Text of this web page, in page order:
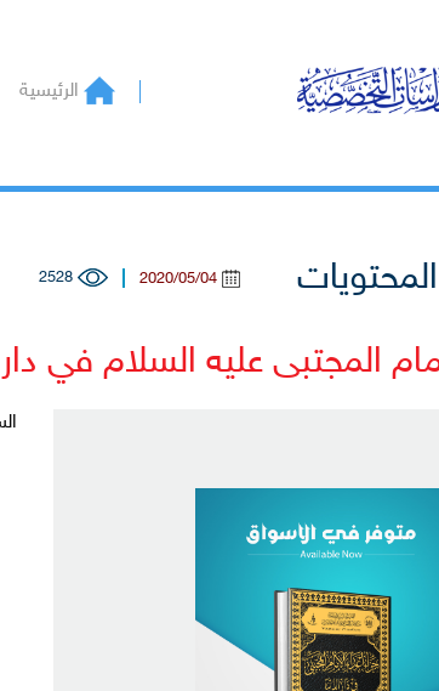
الرئيسية
المحتويات
المجتبى عليه السلام في دار